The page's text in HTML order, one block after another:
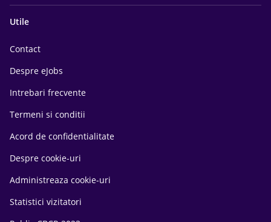
Utile
Contact
Despre eJobs
Intrebari frecvente
Termeni si conditii
Acord de confidentialitate
Despre cookie-uri
Administreaza cookie-uri
Statistici vizitatori